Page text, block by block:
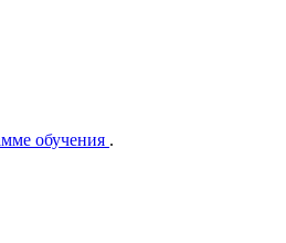
обучения .